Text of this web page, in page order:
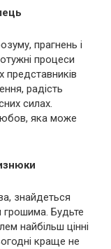
прагнень і
процеси
представників
радість
силах.
яка може
знайдеться
Будьте
найбільш цінні
краще не